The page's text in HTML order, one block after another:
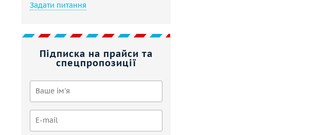
Задати питання
Підписка на прайси та
спецпропозиції